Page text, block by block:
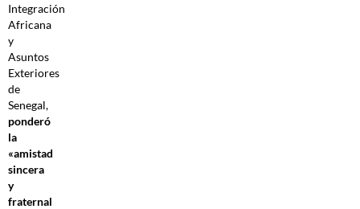
Integración
Africana
y
Asuntos
Exteriores
de
Senegal,
ponderó
la
«amistad
sincera
y
fraternal